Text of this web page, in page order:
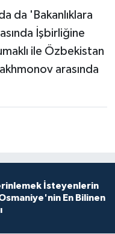
da 'Bakanlıklara
İşbirliğine
ile Özbekistan
arasında
İsteyenlerin
En Bilinen